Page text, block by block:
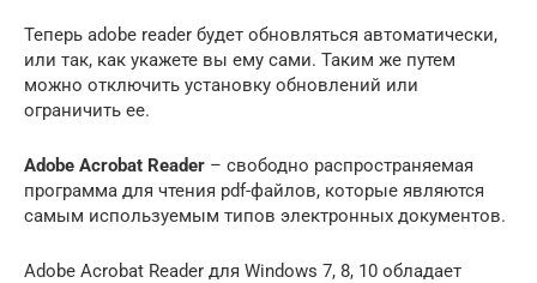
Теперь adobe reader будет обновляться автоматически,
или так, как укажете вы ему сами. Таким же путем
можно отключить установку обновлений или
ограничить ее.
Adobe Acrobat Reader – свободно распространяемая
программа для чтения pdf-файлов, которые являются
самым используемым типов электронных документов.
Adobe Acrobat Reader для Windows 7, 8, 10 обладает